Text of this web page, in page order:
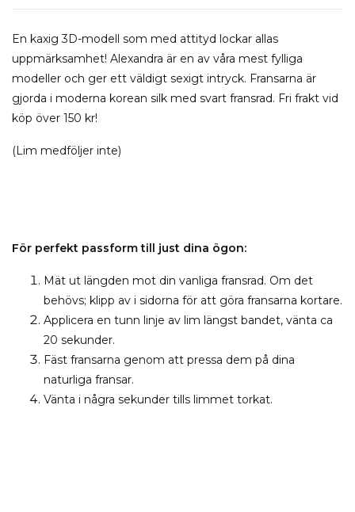
En kaxig 3D-modell som med attityd lockar allas
uppmärksamhet! Alexandra är en av våra mest fylliga
modeller och ger ett väldigt sexigt intryck. Fransarna är
gjorda i moderna korean silk med svart fransrad. Fri frakt vid
köp över 150 kr!
(Lim medföljer inte)
För perfekt passform till just dina ögon:
Mät ut längden mot din vanliga fransrad. Om det
behövs; klipp av i sidorna för att göra fransarna kortare.
Applicera en tunn linje av lim längst bandet, vänta ca
20 sekunder.
Fäst fransarna genom att pressa dem på dina
naturliga fransar.
Vänta i några sekunder tills limmet torkat.